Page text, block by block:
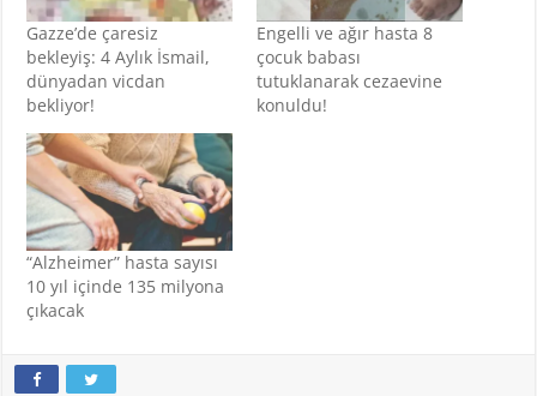
Gazze’de çaresiz
bekleyiş: 4 Aylık İsmail,
dünyadan vicdan
bekliyor!
Engelli ve ağır hasta 8
çocuk babası
tutuklanarak cezaevine
konuldu!
“Alzheimer” hasta sayısı
10 yıl içinde 135 milyona
çıkacak